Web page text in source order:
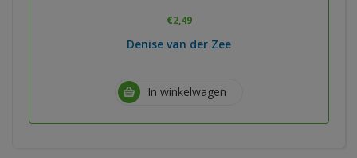
€2,49
Denise van der Zee
In winkelwagen